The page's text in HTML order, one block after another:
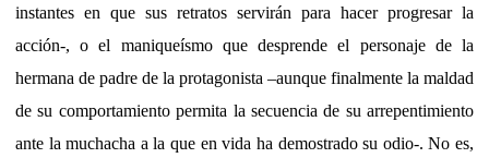
instantes en que sus retratos servirán para hacer progresar la
acción-, o el maniqueísmo que desprende el personaje de la
hermana de padre de la protagonista –aunque finalmente la maldad
de su comportamiento permita la secuencia de su arrepentimiento
ante la muchacha a la que en vida ha demostrado su odio-. No es,